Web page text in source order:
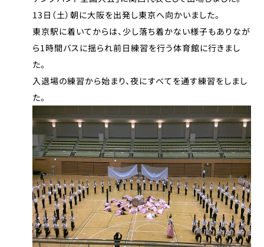
13日（土）朝に大阪を出発し東京へ向かいました。
東京駅に着いてからは、少し落ち着かない様子もありなが
ら1時間バスに揺られ前日練習を行う体育館に行きまし
た。
入退場の練習から始まり、夜にすべてを通す練習をしまし
た。